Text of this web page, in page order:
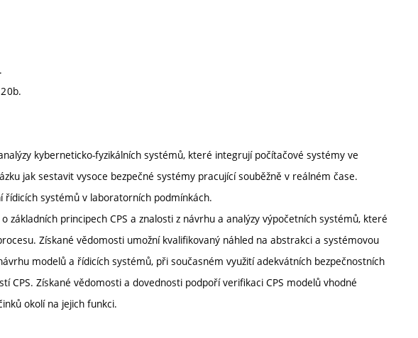
kyberneticko-fyzikálních systémů, které integrují počítačové systémy ve
jak sestavit vysoce bezpečné systémy pracující souběžně v reálném čase.
systémů v laboratorních podmínkách.
základních principech CPS a znalosti z návrhu a analýzy výpočetních systémů, které
Získané vědomosti umožní kvalifikovaný náhled na abstrakci a systémovou
modelů a řídicích systémů, při současném využití adekvátních bezpečnostních
CPS. Získané vědomosti a dovednosti podpoří verifikaci CPS modelů vhodné
okolí na jejich funkci.